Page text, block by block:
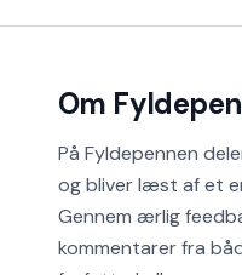
Om
På Fyldepennen
og bliver læst af et
Gennem ærlig
kommentarer fra